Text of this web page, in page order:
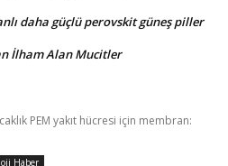
daha güçlü perovskit güneş piller
İlham Alan Mucitler